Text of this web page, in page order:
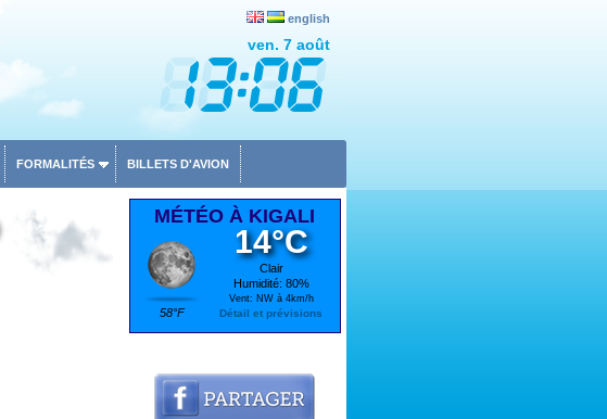
english
ven. 7 août
FORMALITÉS BILLETS D'AVION
MÉTÉO À KIGALI
58°F
14°C
Clair
Humidité: 80%
Vent: NW à 4km/h
Détail et prévisions